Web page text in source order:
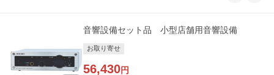
音響設備セット品 小型店舗用音響設備
お取り寄せ
56,430円